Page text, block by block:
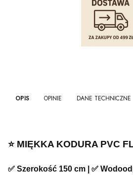
OPIS OPINIE DANE TECHNICZNE
⭐️ MIĘKKA KODURA PVC
✅ Szerokość 150 cm | ✅